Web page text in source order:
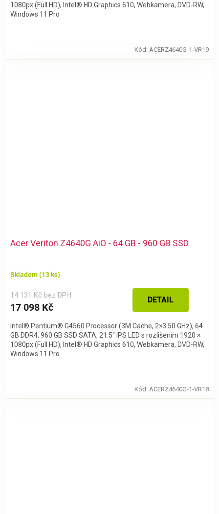
1080px (Full HD), Intel® HD Graphics 610, Webkamera, DVD-RW,
Windows 11 Pro
Kód: ACERZ4640G-1-VR19
Acer Veriton Z4640G AiO - 64 GB - 960 GB SSD
Skladem(13 ks)
14 131 Kč bez DPH
17 098 Kč
DETAIL
Intel® Pentium® G4560 Processor (3M Cache, 2×3.50 GHz), 64
GB DDR4, 960 GB SSD SATA, 21.5″ IPS LED s rozlišením 1920 ×
1080px (Full HD), Intel® HD Graphics 610, Webkamera, DVD-RW,
Windows 11 Pro
Kód: ACERZ4640G-1-VR18